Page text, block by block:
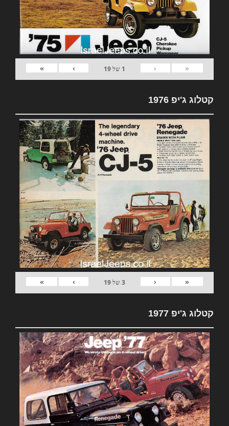
«
‹
1 של19
›
»
קטלוג ג'יפ 1976
«
‹
3של19
›
»
קטלוג ג'יפ 1977